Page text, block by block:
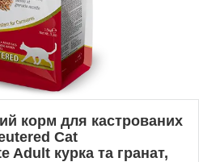
корм для кастрованих
Cat
Adult курка та гранат,